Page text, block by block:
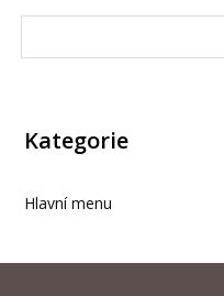
Kategorie
Hlavní menu